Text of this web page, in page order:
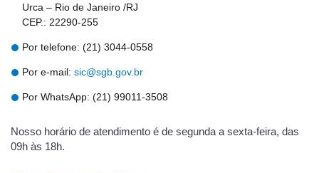
Urca – Rio de Janeiro /RJ
CEP.: 22290-255
Por telefone: (21) 3044-0558
Por e-mail: sic@sgb.gov.br
Por WhatsApp: (21) 99011-3508
Nosso horário de atendimento é de segunda a sexta-feira, das
09h às 18h.